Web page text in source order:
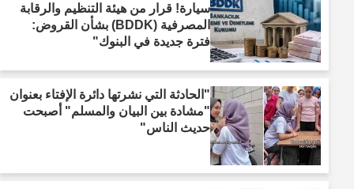
سيارة! قرار من هيئة التنظيم والرقابة
المصرفية (BDDK) بشأن القروض:
فترة جديدة في البنوك"
"الحادثة التي نشرتها دائرة الإفتاء بعنوان
"مشادة بين البيان والمسلم" أصبحت
حديث الناس"